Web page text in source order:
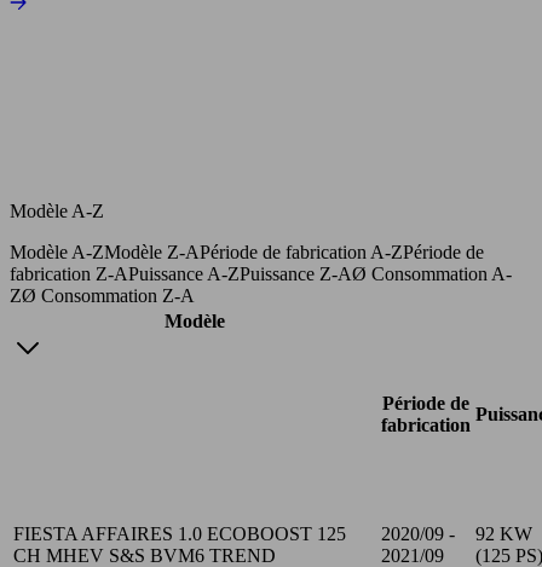
Modèle A-Z
Modèle A-ZModèle Z-APériode de fabrication A-ZPériode de
fabrication Z-APuissance A-ZPuissance Z-AØ Consommation A-
ZØ Consommation Z-A
Modèle
Période de
fabrication
FIESTA AFFAIRES 1.0 ECOBOOST 125
CH MHEV S&S BVM6 TREND
2020/09 -
2021/09
92 KW
(125 PS)